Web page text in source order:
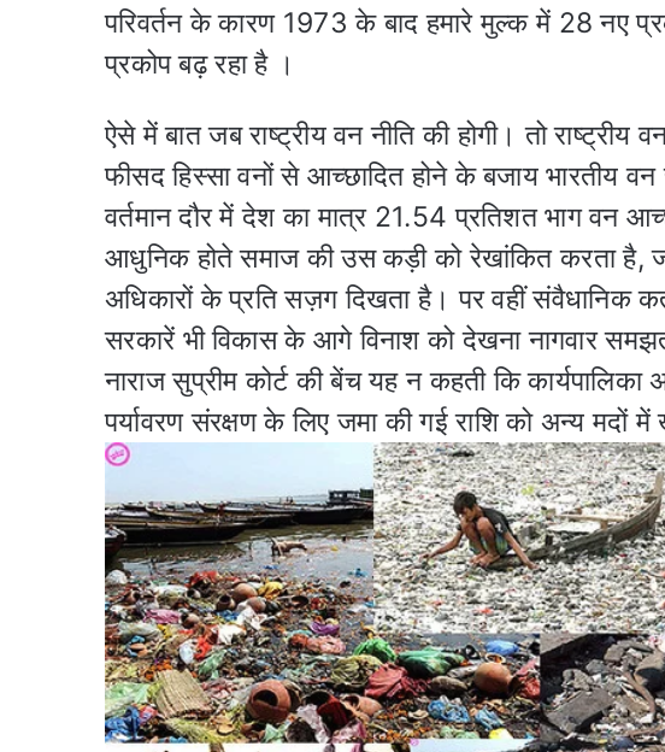
परिवर्तन के कारण 1973 के बाद हमारे मुल्क में 28 नए
प्रकोप बढ़ रहा है ।
ऐसे में बात जब राष्ट्रीय वन नीति की होगी। तो
फीसद हिस्सा वनों से आच्छादित होने के बजाय भारतीय वन
वर्तमान दौर में देश का मात्र 21.54 प्रतिशत भाग वन
आधुनिक होते समाज की उस कड़ी को रेखांकित करता है,
अधिकारों के प्रति सज़ग दिखता है। पर वहीं संवैधानिक
सरकारें भी विकास के आगे विनाश को देखना नागवार
नाराज सुप्रीम कोर्ट की बेंच यह न कहती कि
पर्यावरण संरक्षण के लिए जमा की गई राशि को अन्य मदों में